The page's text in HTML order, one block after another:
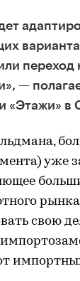
—
«Этажи» в
уже
свою